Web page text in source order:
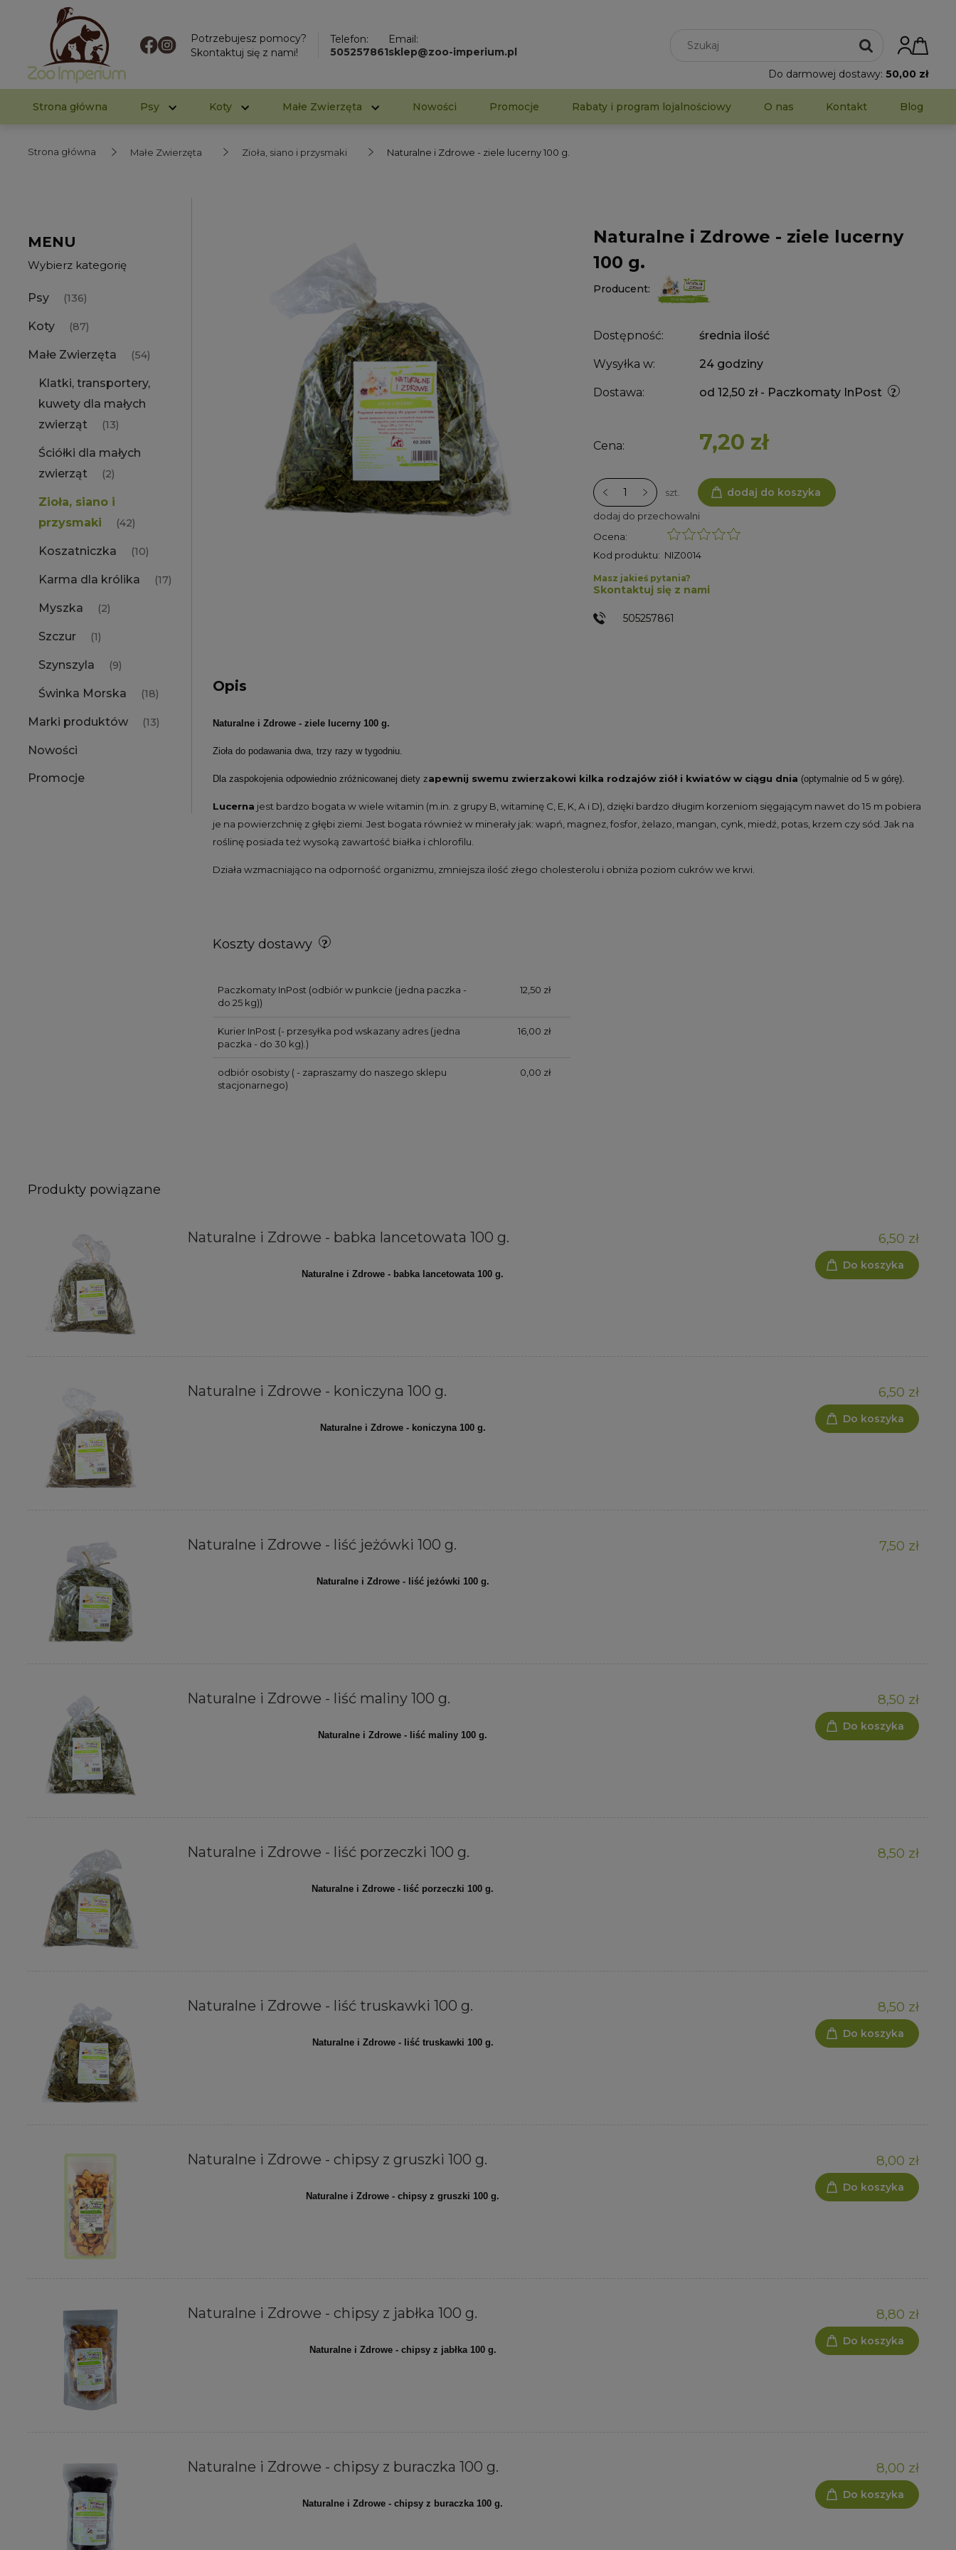
Potrzebujesz pomocy?
Skontaktuj się z nami!
Telefon:
505257861
Email:
sklep@zoo-imperium.pl
Do darmowej dostawy: 50,00 zł
Strona główna Psy Koty Małe Zwierzęta Nowości Promocje Rabaty i program lojalnościowy O nas Kontakt Blog
Strona główna Małe Zwierzęta Zioła, siano i przysmaki Naturalne i Zdrowe - ziele lucerny 100 g.
MENU
Wybierz kategorię
Psy (136)
Koty (87)
Małe Zwierzęta (54)
Klatki, transportery,
kuwety dla małych
zwierząt
(13)
Ściółki dla małych
zwierząt
(2)
Zioła, siano i
przysmaki
(42)
Koszatniczka (10)
Karma dla królika (17)
Myszka (2)
Szczur (1)
Szynszyla (9)
Świnka Morska (18)
Marki produktów (13)
Nowości
Promocje
Naturalne i Zdrowe - ziele lucerny
100 g.
Producent:
Dostępność: średnia ilość
Wysyłka w: 24 godziny
Dostawa: od 12,50 zł - Paczkomaty InPost
Cena: 7,20 zł
szt. dodaj do koszyka
dodaj do przechowalni
Ocena:
Kod produktu: NIZ0014
Masz jakieś pytania?
Skontaktuj się z nami
505257861
Opis
Naturalne i Zdrowe - ziele lucerny 100 g.
Zioła do podawania dwa, trzy razy w tygodniu.
Dla zaspokojenia odpowiednio zróżnicowanej diety zapewnij swemu zwierzakowi kilka rodzajów ziół i kwiatów w ciągu dnia (optymalnie od 5 w górę).
Lucerna jest bardzo bogata w wiele witamin (m.in. z grupy B, witaminę C, E, K, A i D), dzięki bardzo długim korzeniom sięgającym nawet do 15 m pobiera
je na powierzchnię z głębi ziemi. Jest bogata również w minerały jak: wapń, magnez, fosfor, żelazo, mangan, cynk, miedź, potas, krzem czy sód. Jak na
roślinę posiada też wysoką zawartość białka i chlorofilu.
Działa wzmacniająco na odporność organizmu, zmniejsza ilość złego cholesterolu i obniża poziom cukrów we krwi.
Koszty dostawy
Paczkomaty InPost(odbiór w punkcie (jedna paczka -
do 25 kg))
12,50 zł
Kurier InPost (- przesyłka pod wskazany adres (jedna
paczka - do 30 kg).)
16,00 zł
odbiór osobisty( - zapraszamy do naszego sklepu
stacjonarnego)
0,00 zł
Produkty powiązane
Naturalne i Zdrowe - babka lancetowata 100 g.
Naturalne i Zdrowe - babka lancetowata 100 g.
6,50 zł
Do koszyka
Naturalne i Zdrowe - koniczyna 100 g.
Naturalne i Zdrowe - koniczyna 100 g.
6,50 zł
Do koszyka
Naturalne i Zdrowe - liść jeżówki 100 g.
Naturalne i Zdrowe - liść jeżówki 100 g.
7,50 zł
Naturalne i Zdrowe - liść maliny 100 g.
Naturalne i Zdrowe - liść maliny 100 g.
8,50 zł
Do koszyka
Naturalne i Zdrowe - liść porzeczki 100 g.
Naturalne i Zdrowe - liść porzeczki 100 g.
8,50 zł
Naturalne i Zdrowe - liść truskawki 100 g.
Naturalne i Zdrowe - liść truskawki 100 g.
8,50 zł
Do koszyka
Naturalne i Zdrowe - chipsy z gruszki 100 g.
Naturalne i Zdrowe - chipsy z gruszki 100 g.
8,00 zł
Do koszyka
Naturalne i Zdrowe - chipsy z jabłka 100 g.
Naturalne i Zdrowe - chipsy z jabłka 100 g.
8,80 zł
Do koszyka
Naturalne i Zdrowe - chipsy z buraczka 100 g.
Naturalne i Zdrowe - chipsy z buraczka 100 g.
8,00 zł
Do koszyka